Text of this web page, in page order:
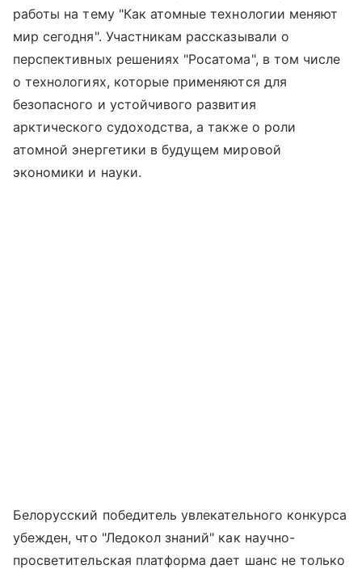
работы на тему "Как атомные технологии меняют
мир сегодня". Участникам рассказывали о
перспективных решениях "Росатома", в том числе
о технологиях, которые применяются для
безопасного и устойчивого развития
арктического судоходства, а также о роли
атомной энергетики в будущем мировой
экономики и науки.
Белорусский победитель увлекательного конкурса
убежден, что "Ледокол знаний" как научно-
просветительская платформа дает шанс не только